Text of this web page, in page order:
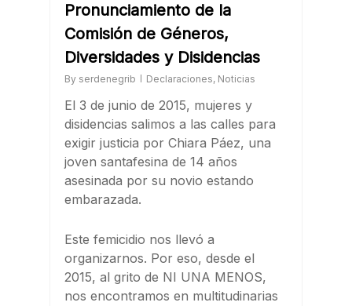
Pronunciamiento de la
Comisión de Géneros,
Diversidades y Disidencias
By serdenegrib Declaraciones, Noticias
El 3 de junio de 2015, mujeres y
disidencias salimos a las calles para
exigir justicia por Chiara Páez, una
joven santafesina de 14 años
asesinada por su novio estando
embarazada.
Este femicidio nos llevó a
organizarnos. Por eso, desde el
2015, al grito de NI UNA MENOS,
nos encontramos en multitudinarias